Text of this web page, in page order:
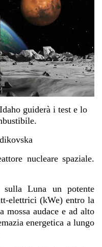
guiderà i test e lo
nucleare spaziale.
Luna un potente
elettrici (kWe) entro la
mossa audace e ad alto
energetica a lungo